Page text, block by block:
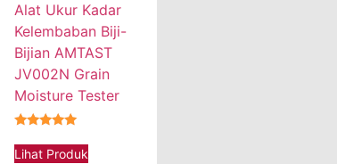
Alat Ukur Kadar
Kelembaban Biji-
Bijian AMTAST
JV002N Grain
Moisture Tester
Lihat Produk